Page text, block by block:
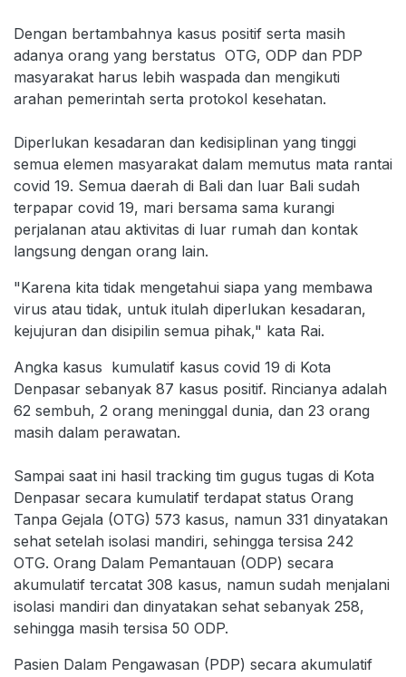
Dengan bertambahnya kasus positif serta masih
adanya orang yang berstatus OTG, ODP dan PDP
masyarakat harus lebih waspada dan mengikuti
arahan pemerintah serta protokol kesehatan.
Diperlukan kesadaran dan kedisiplinan yang tinggi
semua elemen masyarakat dalam memutus mata rantai
covid 19. Semua daerah di Bali dan luar Bali sudah
terpapar covid 19, mari bersama sama kurangi
perjalanan atau aktivitas di luar rumah dan kontak
langsung dengan orang lain.
"Karena kita tidak mengetahui siapa yang membawa
virus atau tidak, untuk itulah diperlukan kesadaran,
kejujuran dan disipilin semua pihak," kata Rai.
Angka kasus kumulatif kasus covid 19 di Kota
Denpasar sebanyak 87 kasus positif. Rincianya adalah
62 sembuh, 2 orang meninggal dunia, dan 23 orang
masih dalam perawatan.
Sampai saat ini hasil tracking tim gugus tugas di Kota
Denpasar secara kumulatif terdapat status Orang
Tanpa Gejala (OTG) 573 kasus, namun 331 dinyatakan
sehat setelah isolasi mandiri, sehingga tersisa 242
OTG. Orang Dalam Pemantauan (ODP) secara
akumulatif tercatat 308 kasus, namun sudah menjalani
isolasi mandiri dan dinyatakan sehat sebanyak 258,
sehingga masih tersisa 50 ODP.
Pasien Dalam Pengawasan (PDP) secara akumulatif